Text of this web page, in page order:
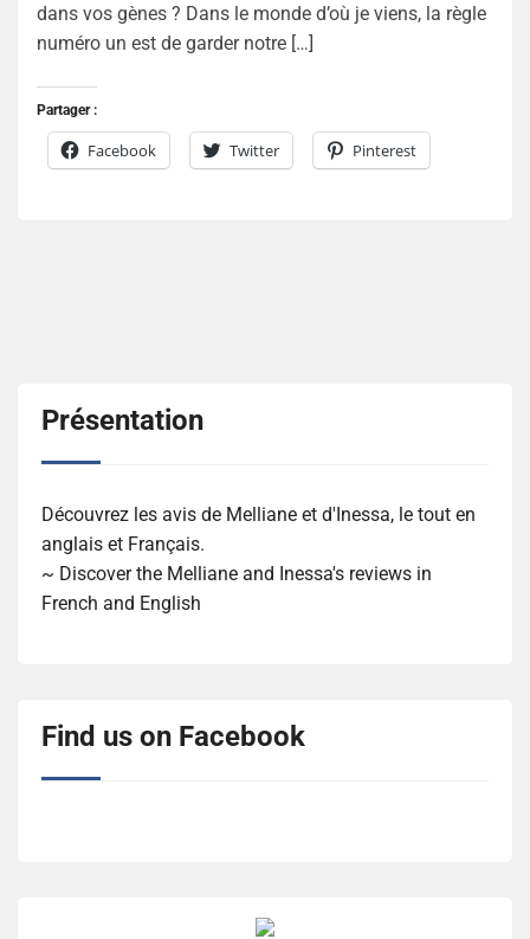
dans vos gènes ? Dans le monde d’où je viens, la règle
numéro un est de garder notre […]
Partager :
Facebook Twitter Pinterest
Présentation
Découvrez les avis de Melliane et d'Inessa, le tout en
anglais et Français.
~ Discover the Melliane and Inessa's reviews in
French and English
Find us on Facebook